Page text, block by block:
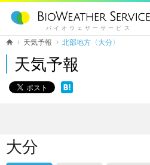
バイオウェザーサービス
天気予報 北部地方〈大分〉
天気予報
大分